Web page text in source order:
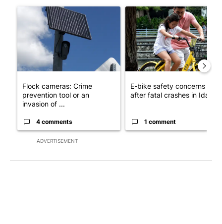
ADVERTISEMENT
A trending article titled "Flock cameras: Crime prevention
Flock cameras: Crime
prevention tool or an
invasion of ...
4 comments
A trending article titled "E-
E-bike safety concerns
after fatal crashes in Idah...
1 comment